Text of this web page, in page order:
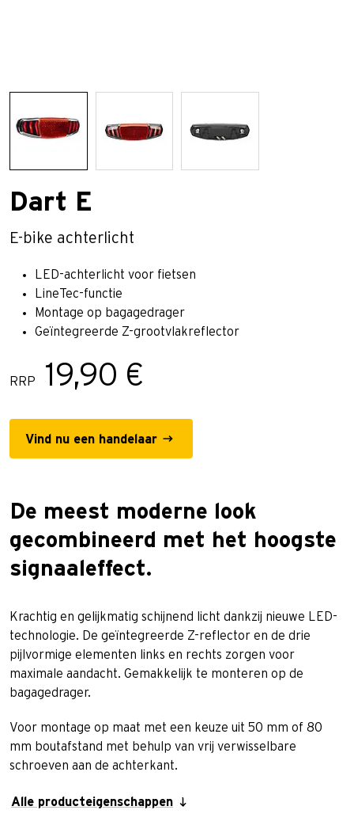
Dart E
E-bike achterlicht
LED-achterlicht voor fietsen
LineTec-functie
Montage op bagagedrager
Geïntegreerde Z-grootvlakreflector
RRP 19,90 €
Vind nu een handelaar
De meest moderne look
gecombineerd met het hoogste
signaaleffect.
Krachtig en gelijkmatig schijnend licht dankzij nieuwe LED-
technologie. De geïntegreerde Z-reflector en de drie
pijlvormige elementen links en rechts zorgen voor
maximale aandacht. Gemakkelijk te monteren op de
bagagedrager.
Voor montage op maat met een keuze uit 50 mm of 80
mm boutafstand met behulp van vrij verwisselbare
schroeven aan de achterkant.
Alle producteigenschappen